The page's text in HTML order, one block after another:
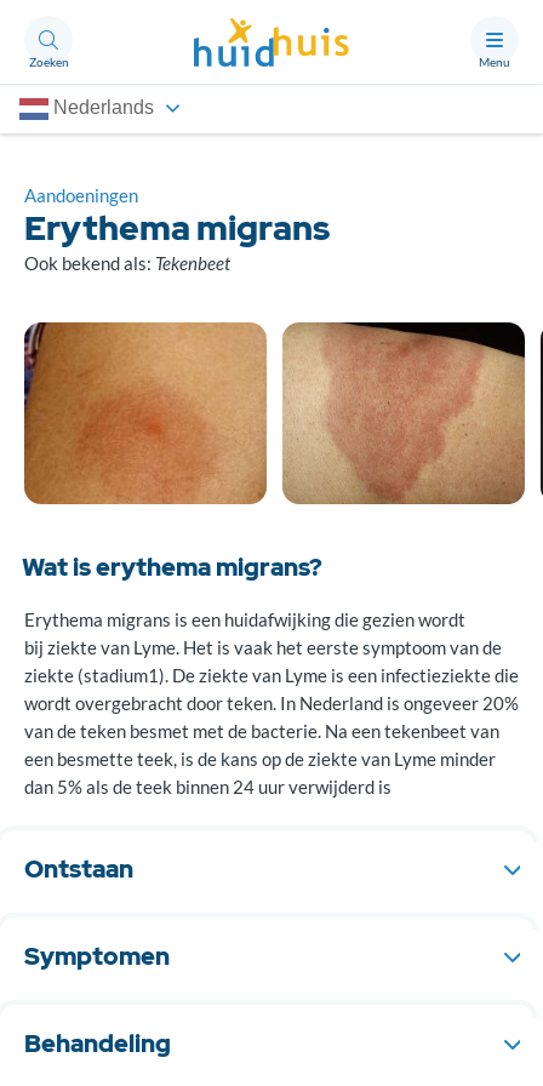
Zoeken Menu
Nederlands
Thema’s
Artikelen
Over Huidhuis
Contact
Doneren
Aandoeningen
Erythema migrans
Ook bekend als: Tekenbeet
Wat is erythema migrans?
Erythema migrans is een huidafwijking die gezien wordt
bij ziekte van Lyme. Het is vaak het eerste symptoom van de
ziekte (stadium1). De ziekte van Lyme is een infectieziekte die
wordt overgebracht door teken. In Nederland is ongeveer 20%
van de teken besmet met de bacterie. Na een tekenbeet van
een besmette teek, is de kans op de ziekte van Lyme minder
dan 5% als de teek binnen 24 uur verwijderd is
Ontstaan
door infectie met een bacterie, Borrelia Burgdorferi, die wordt
overgebracht door een tekenbeet.
Symptomen
tekenbeet. Er ontstaat een rode plek die langzaam groter
wordt. Dit ziet er dan uit als een rode ring met in het midden
Behandeling